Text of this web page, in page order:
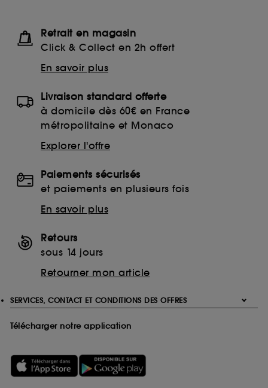
Retrait en magasin
Click & Collect en 2h offert
En savoir plus
Livraison standard offerte
à domicile dès 60€ en France
métropolitaine et Monaco
Explorer l'offre
Paiements sécurisés
et paiements en plusieurs fois
En savoir plus
Retours
sous 14 jours
Retourner mon article
SERVICES, CONTACT ET CONDITIONS DES OFFRES
Télécharger notre application